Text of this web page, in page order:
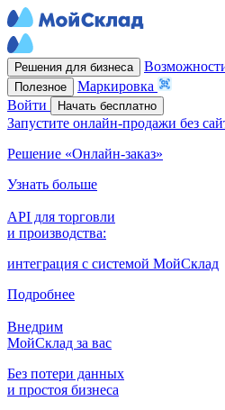
Решения для бизнеса
Полезное
Маркировка
Войти
Начать бесплатно
Запустите онлайн-продажи без
Решение «Онлайн-заказ»
Узнать больше
API для торговли
и производства:
интеграция с системой МойСклад
Подробнее
Внедрим
МойСклад за вас
Без потери данных
и простоя бизнеса